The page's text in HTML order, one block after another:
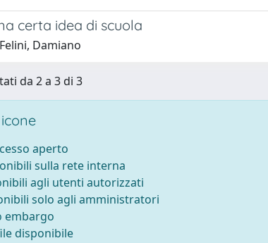
certa idea di scuola
Damiano
da 2 a 3 di 3
aperto
sulla rete interna
agli utenti autorizzati
solo agli amministratori
embargo
disponibile